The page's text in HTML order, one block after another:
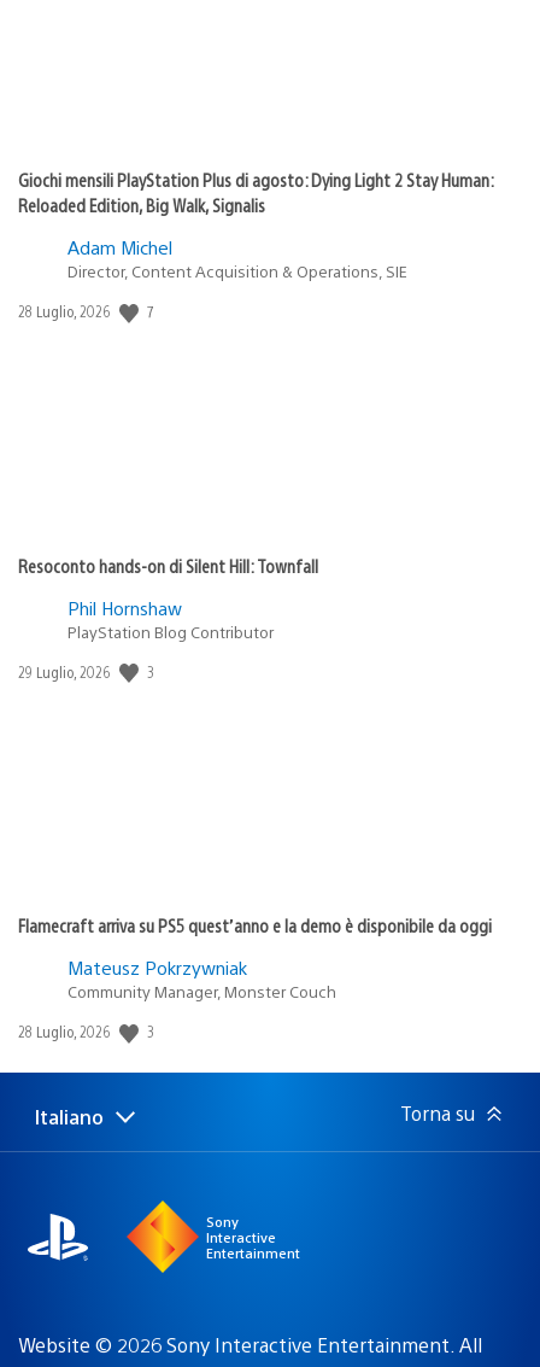
Giochi mensili PlayStation Plus di agosto: Dying Light 2 Stay Human:
Reloaded Edition, Big Walk, Signalis
Adam Michel
Director, Content Acquisition & Operations, SIE
Data
28 Luglio, 2026 7
Resoconto hands-on di Silent Hill: Townfall
Phil Hornshaw
PlayStation Blog Contributor
Data
29 Luglio, 2026 3
Flamecraft arriva su PS5 quest’anno e la demo è disponibile da oggi
Mateusz Pokrzywniak
Community Manager, Monster Couch
Data
pubblicazione:
28 Luglio, 2026 3
Seleziona
Regione
Italiano Torna su
Sony
Interactive
Entertainment
Website © 2026 Sony Interactive Entertainment. All